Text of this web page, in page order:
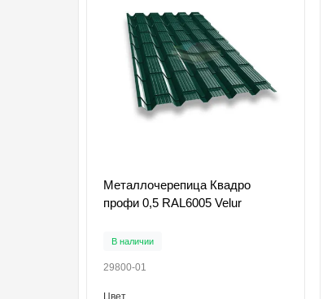
Металлочерепица Квадро
профи 0,5 RAL6005 Velur
В наличии
29800-01